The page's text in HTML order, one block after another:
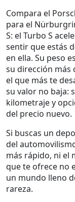
Compara el
para el
S: el Turbo S
sentir que estás
en ella. Su peso
su dirección más
el que más te
su valor no baja:
kilometraje y
del precio nuevo.
Si buscas un
del
más rápido, ni el
que te ofrece no
un mundo lleno
rareza.